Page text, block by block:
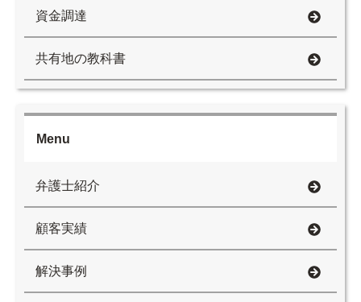
資金調達
共有地の教科書
Menu
弁護士紹介
顧客実績
解決事例